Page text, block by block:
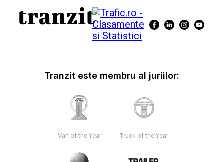
Tranzit este membru al juriilor:
Van of the Year Truck of the Year